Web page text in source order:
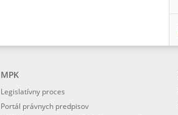
MPK
Legislatívny proces
Portál právnych predpisov